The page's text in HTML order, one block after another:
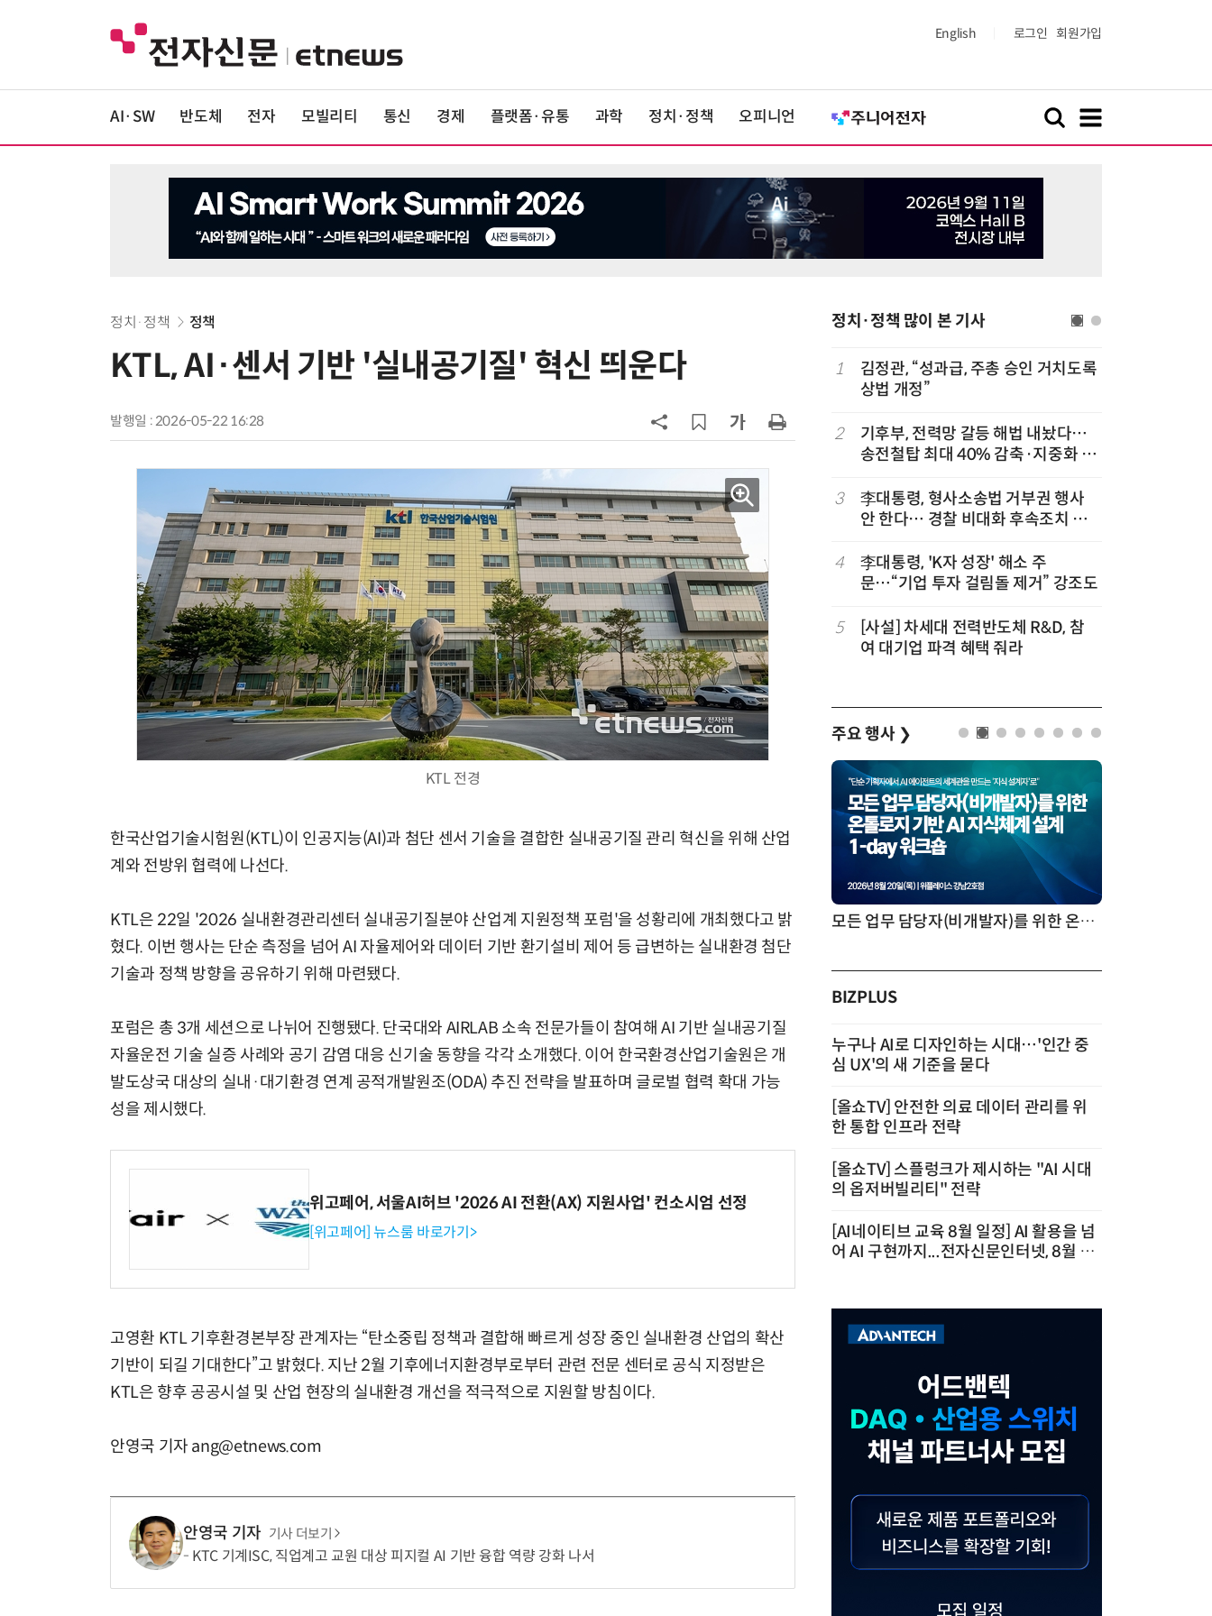
English 로그인 회원가입
AI·SW 반도체 전자 모빌리티 통신 경제 플랫폼·유통 과학 정치·정책 오피니언
정치·정책 정책
KTL, AI·센서 기반 '실내공기질' 혁신 띄운다
발행일 : 2026-05-22 16:28
KTL 전경
한국산업기술시험원(KTL)이 인공지능(AI)과 첨단 센서 기술을 결합한 실내공기질 관리 혁신을 위해 산업
계와 전방위 협력에 나선다.
KTL은 22일 '2026 실내환경관리센터 실내공기질분야 산업계 지원정책 포럼'을 성황리에 개최했다고 밝
혔다. 이번 행사는 단순 측정을 넘어 AI 자율제어와 데이터 기반 환기설비 제어 등 급변하는 실내환경 첨단
기술과 정책 방향을 공유하기 위해 마련됐다.
포럼은 총 3개 세션으로 나뉘어 진행됐다. 단국대와 AIRLAB 소속 전문가들이 참여해 AI 기반 실내공기질
자율운전 기술 실증 사례와 공기 감염 대응 신기술 동향을 각각 소개했다. 이어 한국환경산업기술원은 개
발도상국 대상의 실내·대기환경 연계 공적개발원조(ODA) 추진 전략을 발표하며 글로벌 협력 확대 가능
성을 제시했다.
위고페어, 서울AI허브 '2026 AI 전환(AX) 지원사업' 컨소시엄 선정
[위고페어] 뉴스룸 바로가기>
고영환 KTL 기후환경본부장 관계자는 “탄소중립 정책과 결합해 빠르게 성장 중인 실내환경 산업의 확산
기반이 되길 기대한다”고 밝혔다. 지난 2월 기후에너지환경부로부터 관련 전문 센터로 공식 지정받은
KTL은 향후 공공시설 및 산업 현장의 실내환경 개선을 적극적으로 지원할 방침이다.
안영국 기자 ang@etnews.com
안영국 기자 기사 더보기
KTC 기계ISC, 직업계고 교원 대상 피지컬 AI 기반 융합 역량 강화 나서
정치·정책 많이 본 기사
6
산업부, 한화오션·에코프로비엠 등
[2026 세제 개편안] 기업 '국내생
행 유도
8
최저임금 1만700원 최종 확정…노
동계·소상공인 이의 모두 기각
9
[하반기 업무보고]산업부, 1600조
메가프로젝트 속도전…'산업자원안
보기금' 신설해 공급망 사수
10 李대통령, '1390조 협력' 안고 지구
한 바퀴…귀국 직후 부동산·증시 점
검
1
김정관, “성과급, 주총 승인 거치도록
상법 개정”
2
기후부, 전력망 갈등 해법 내놨다…
송전철탑 최대 40% 감축·지중화 확
3
李대통령, 형사소송법 거부권 행사
안 한다… 경찰 비대화 후속조치 점
4
李대통령, 'K자 성장' 해소 주
문…“기업 투자 걸림돌 제거” 강조도
5
[사설] 차세대 전력반도체 R&D, 참
여 대기업 파격 혜택 줘라
주요 행사 ❯
AI × Design : UX 디자이너의 5가지 생존 전략과 실전 대응 현업에서 바로 쓰는 "하네스 엔지니어링" 실습 교육 모든 업무 담당자(비개발자)를 위한 온톨로지 기반 AI 지식체계 설계 1-day 워크숍
BIZPLUS
누구나 AI로 디자인하는 시대…'인간 중
심 UX'의 새 기준을 묻다
[올쇼TV] 안전한 의료 데이터 관리를 위
한 통합 인프라 전략
[올쇼TV] 스플렁크가 제시하는 "AI 시대
의 옵저버빌리티" 전략
[AI네이티브 교육 8월 일정] AI 활용을 넘
어 AI 구현까지...전자신문인터넷, 8월 실